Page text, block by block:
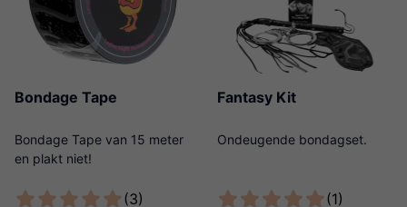
Bondage Tape
Bondage Tape van 15 meter
en plakt niet!
(3)
Fantasy Kit
Ondeugende bondagset.
(1)